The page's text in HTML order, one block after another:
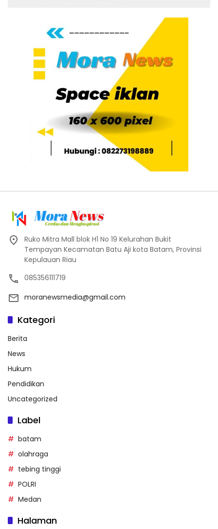
Ruko Mitra Mall blok H1 No 19 Kelurahan Bukit
Tempayan Kecamatan Batu Aji kota Batam, Provinsi
Kepulauan Riau
085356111719
moranewsmedia@gmail.com
Kategori
Berita
News
Hukum
Pendidikan
Uncategorized
Label
batam
olahraga
tebing tinggi
POLRI
Medan
Halaman